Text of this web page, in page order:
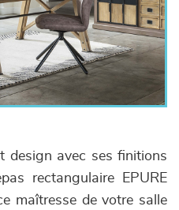
design avec ses finitions
rectangulaire EPURE
maîtresse de votre salle